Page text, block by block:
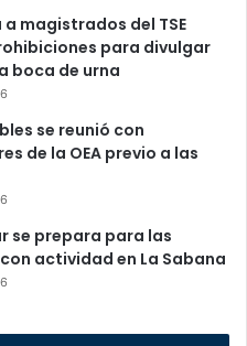
a magistrados del TSE
para divulgar
boca de urna
se reunió con
de la OEA previo a las
se prepara para las
actividad en La Sabana